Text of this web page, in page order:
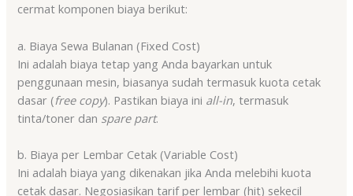
cermat komponen biaya berikut:
a. Biaya Sewa Bulanan (Fixed Cost)
Ini adalah biaya tetap yang Anda bayarkan untuk
penggunaan mesin, biasanya sudah termasuk kuota cetak
dasar (free copy). Pastikan biaya ini all-in, termasuk
tinta/toner dan spare part.
b. Biaya per Lembar Cetak (Variable Cost)
Ini adalah biaya yang dikenakan jika Anda melebihi kuota
cetak dasar. Negosiasikan tarif per lembar (hit) sekecil